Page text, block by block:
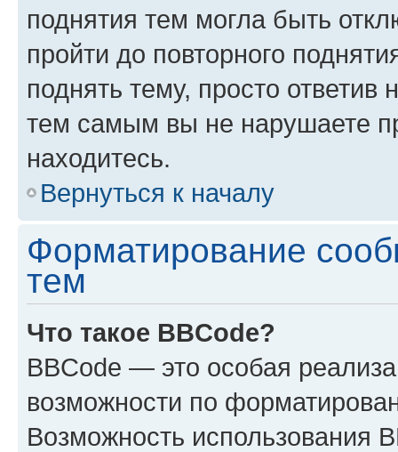
поднятия тем могла быть
пройти до повторного
поднять тему, просто ответив
тем самым вы не нарушаете
находитесь.
Вернуться к началу
Форматирование
тем
Что такое BBCode?
BBCode — это особая
возможности по
Возможность использования